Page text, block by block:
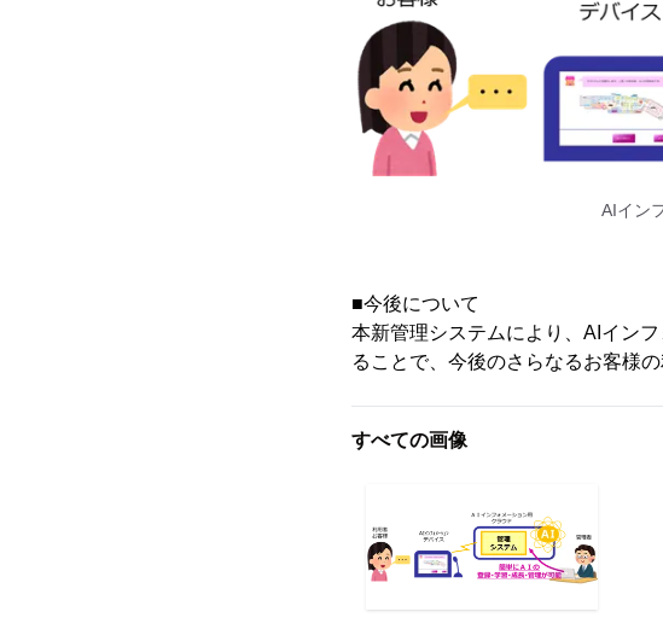
AIイン
■今後について
本新管理システムにより、AIイン
ることで、今後のさらなるお客様
すべての画像